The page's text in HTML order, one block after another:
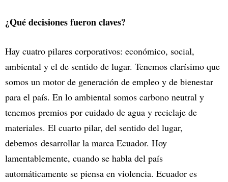
¿Qué decisiones fueron claves?
Hay cuatro pilares corporativos: económico, social,
ambiental y el de sentido de lugar. Tenemos clarísimo que
somos un motor de generación de empleo y de bienestar
para el país. En lo ambiental somos carbono neutral y
tenemos premios por cuidado de agua y reciclaje de
materiales. El cuarto pilar, del sentido del lugar,
debemos desarrollar la marca Ecuador. Hoy
lamentablemente, cuando se habla del país
automáticamente se piensa en violencia. Ecuador es